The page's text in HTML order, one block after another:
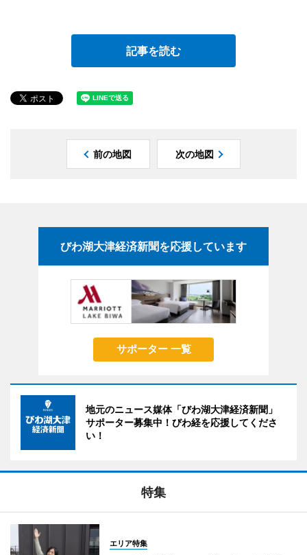
記事を読む
前の地図 次の地図
びわ湖大津経済新聞を応援しています
サポーター 一覧
地元のニュース媒体「びわ湖大津経済新聞」
サポーター募集中！びわ経を応援してくださ
い！
特集
エリア特集